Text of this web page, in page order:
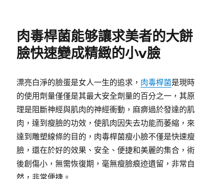
肉毒桿菌能够讓求美者的大餅
臉快速變成精緻的小v臉
漂亮白淨的臉蛋是女人一生的追求， 肉毒桿菌是現時
的使用劑量僅僅是其最大安全劑量的百分之一，其原
理是阻斷神經與肌肉的神經衝動，麻痹過於發達的肌
肉，達到瘦臉的功效，使肌肉因失去功能而萎縮，來
達到雕塑線條的目的，肉毒桿菌瘦小臉不僅是快速瘦
臉，還在於好的效果、安全、便捷和美麗的集合，術
後創傷小，無需恢復期，毫無瘦臉痕迹遺留，非常自
然，非常便捷。